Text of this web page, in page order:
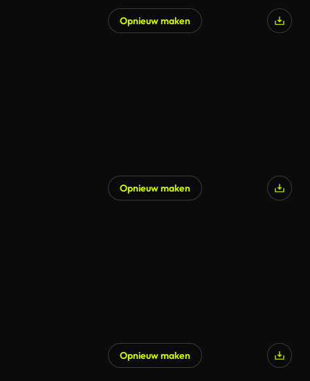
Opnieuw maken
Opnieuw maken
Opnieuw maken